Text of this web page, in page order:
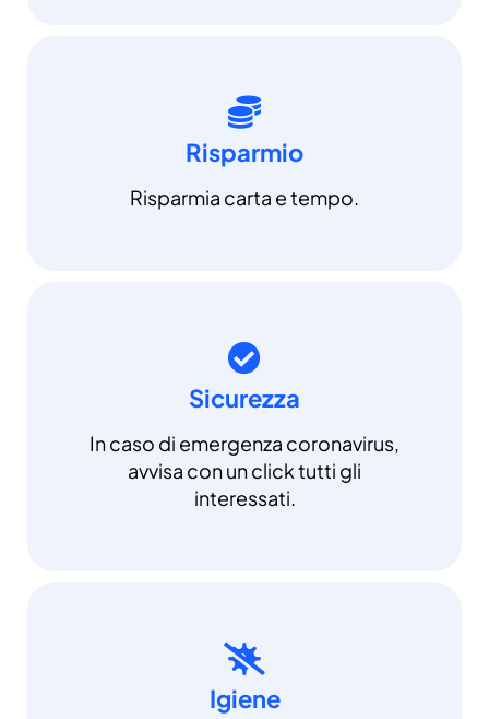
Risparmio
Risparmia carta e tempo.
Sicurezza
In caso di emergenza coronavirus,
avvisa con un click tutti gli
interessati.
Igiene